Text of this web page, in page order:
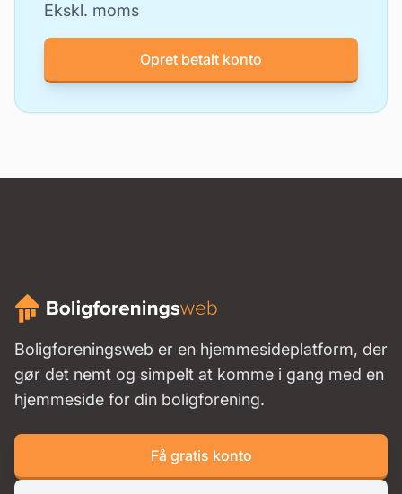
Ekskl. moms
Opret betalt konto
Boligforeningsweb er en hjemmesideplatform, der
gør det nemt og simpelt at komme i gang med en
hjemmeside for din boligforening.
Få gratis konto